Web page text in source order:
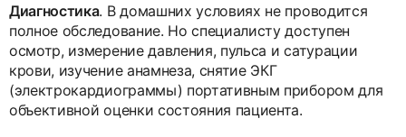
Диагностика. В домашних условиях не проводится
полное обследование. Но специалисту доступен
осмотр, измерение давления, пульса и сатурации
крови, изучение анамнеза, снятие ЭКГ
(электрокардиограммы) портативным прибором для
объективной оценки состояния пациента.